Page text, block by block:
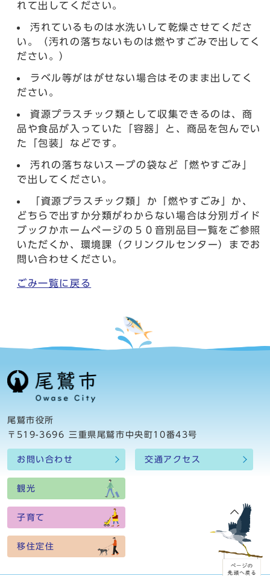
れて出してください。
汚れているものは水洗いして乾燥させてくださ
い。（汚れの落ちないものは燃やすごみで出してく
ださい。）
ラベル等がはがせない場合はそのまま出してく
ださい。
資源プラスチック類として収集できるのは、商
品や食品が入っていた「容器」と、商品を包んでい
た「包装」などです。
汚れの落ちないスープの袋など「燃やすごみ」
で出してください。
「資源プラスチック類」か「燃やすごみ」か、
どちらで出すか分類がわからない場合は分別ガイド
ブックかホームページの５０音別品目一覧をご参照
いただくか、環境課（クリンクルセンター）までお
問い合わせください。
ごみ一覧に戻る
尾鷲市役所
〒519-3696 三重県尾鷲市中央町10番43号
お問い合わせ 交通アクセス
観光
子育て
移住定住